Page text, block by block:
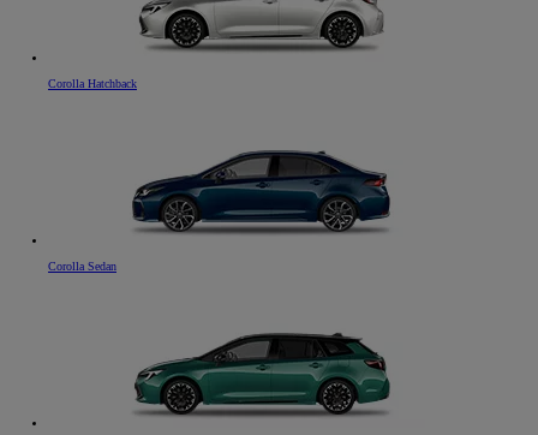
Corolla Hatchback
Corolla Sedan